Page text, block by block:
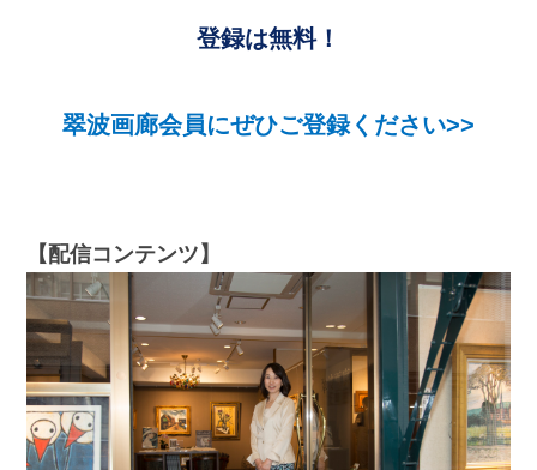
登録は無料！
翠波画廊会員にぜひご登録ください>>
【配信コンテンツ】